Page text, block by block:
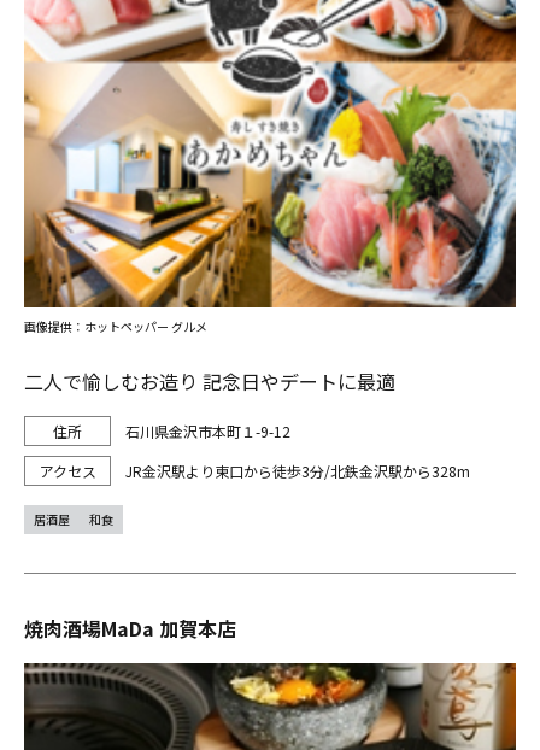
二人で愉しむお造り 記念日やデートに最適
石川県金沢市本町１-9-12
JR金沢駅より東口から徒歩3分/北鉄金沢駅から328m
画像提供：ホットペッパー グルメ
居酒屋 和食
焼肉酒場MaDa 加賀本店